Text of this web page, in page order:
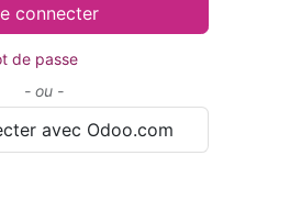
connecter
de passe
- ou -
avec Odoo.com